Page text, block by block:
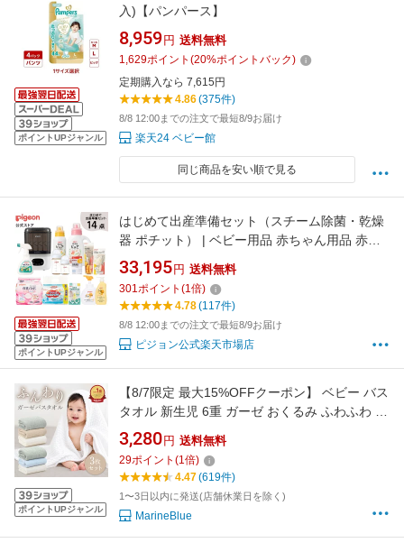
ポイントUPジャンル
入)【パンパース】
8,959 円 送料無料
1,629ポイント (20%ポイントバック)
定期購入なら 7,615円
4.86(375件)
8/8 12:00までの注文で最短8/9お届け
楽天24 ベビー館
同じ商品を安い順で見る
ポイントUPジャンル
はじめて出産準備セット（スチーム除菌・乾燥
器 ポチット） | ベビー用品 赤ちゃん用品 赤ち
ゃんグッズ ベビーグッズ 赤ちゃん ベビー 便利
グッズ 便利アイテム 便利 出産準備 あかちゃん
pigeon ピジョン
33,195 円 送料無料
301ポイント (1倍)
4.78(117件)
8/8 12:00までの注文で最短8/9お届け
ピジョン公式楽天市場店
ポイントUPジャンル
【8/7限定 最大15%OFFクーポン】 ベビー バス
タオル 新生児 6重 ガーゼ おくるみ ふわふわ ガ
ーゼバスタオル ガーゼタオル ベビーバスタオ
ル 吸収性 6重ガーゼ 赤ちゃん ガーゼケット 綿
100％ ガーゼおくるみ 正方形 綿 湯上がり タオ
ル 3枚セット お風呂
3,280 円 送料無料
29ポイント (1倍)
4.47(619件)
1〜3日以内に発送(店舗休業日を除く)
MarineBlue